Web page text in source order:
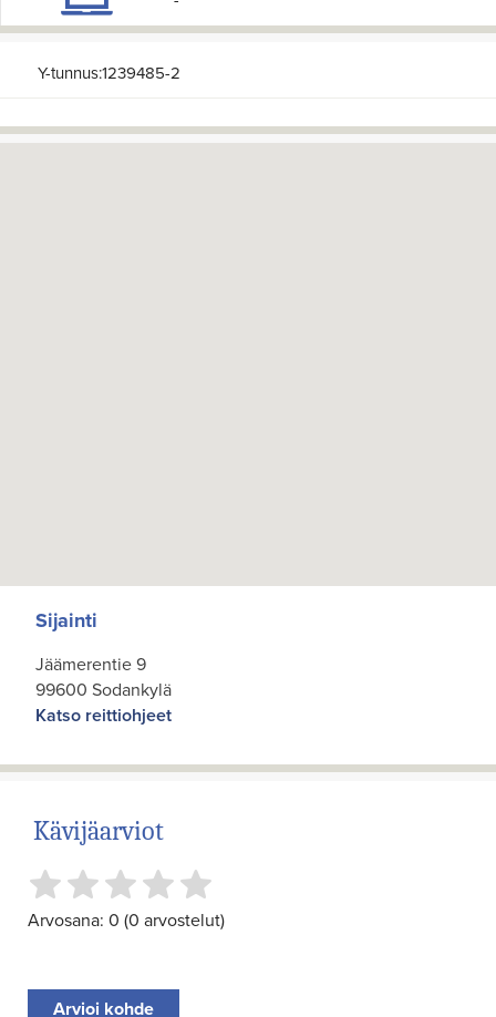
Y-tunnus:1239485-2
Sijainti
Jäämerentie 9
99600 Sodankylä
Katso reittiohjeet
Kävijäarviot
Arvosana: 0 (0 arvostelut)
Arvioi kohde